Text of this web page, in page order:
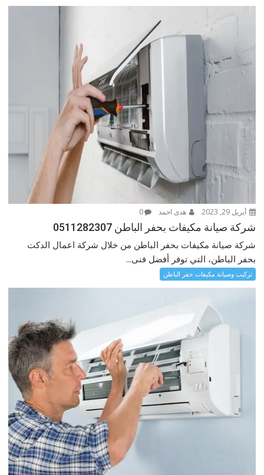
أبريل 29, 2023 هدى احمد 0
شركة صيانة مكيفات بحفر الباطن 0511282307
شركة صيانة مكيفات بحفر الباطن من خلال شركة اعمال الدكت
بحفر الباطن، التي توفر أفضل فنى...
تركيب وصيانة مكيفات حفر الباطن